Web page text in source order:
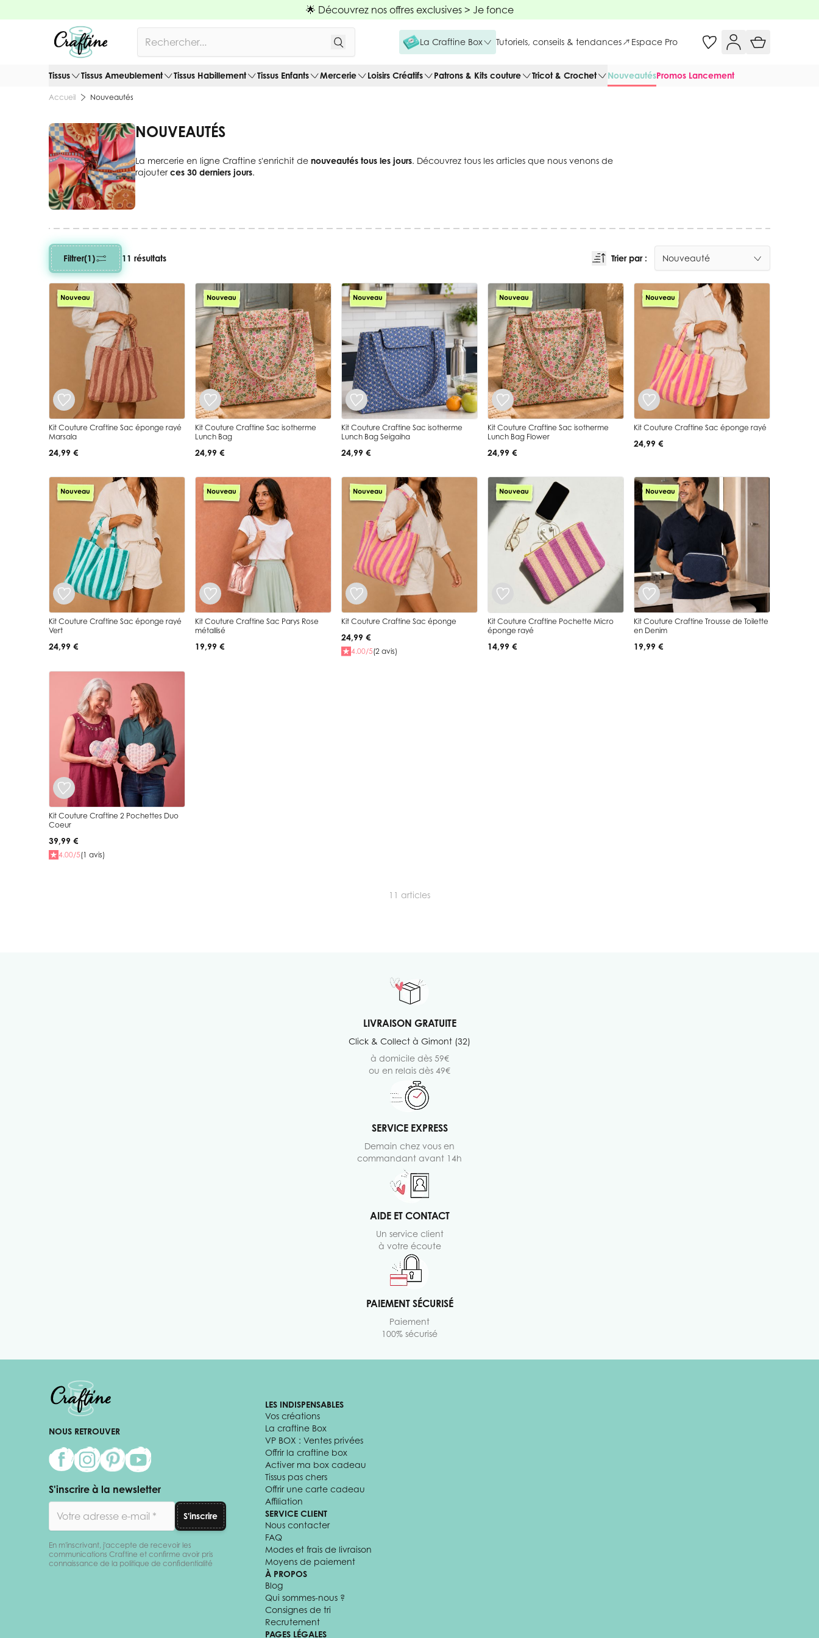
🌟 Découvrez nos offres exclusives > Je fonce
La Craftine Box Tutoriels, conseils & tendances Espace Pro
Tissus Tissus Ameublement Tissus Habillement Tissus Enfants Mercerie Loisirs Créatifs Patrons & Kits couture Tricot & Crochet NouveautésPromos Lancement
Accueil Nouveautés
NOUVEAUTÉS
La mercerie en ligne Craftine s'enrichit de nouveautés tous les jours. Découvrez tous les articles que nous venons de
rajouterces 30 derniers jours.
Filtrer(1) 11 résultats Trier par :
Nouveau
Kit Couture Craftine Sac éponge rayé
Marsala
24,99 €
Nouveau
Kit Couture Craftine Sac isotherme
Lunch Bag
24,99 €
Nouveau
Kit Couture Craftine Sac isotherme
Lunch Bag Seigaiha
24,99 €
Nouveau
Kit Couture Craftine Sac isotherme
Lunch Bag Flower
24,99 €
Nouveau
Kit Couture Craftine Sac éponge rayé
24,99 €
Nouveau
Kit Couture Craftine Sac éponge rayé
Vert
24,99 €
Nouveau
Kit Couture Craftine Sac Parys Rose
métallisé
19,99 €
Nouveau
Kit Couture Craftine Sac éponge
24,99 €
4.00/5(2 avis)
Nouveau
Kit Couture Craftine Pochette Micro
éponge rayé
14,99 €
Nouveau
Kit Couture Craftine Trousse de Toilette
en Denim
19,99 €
Kit Couture Craftine 2 Pochettes Duo
Coeur
39,99 €
4.00/5(1 avis)
11 articles
LIVRAISON GRATUITE
Click & Collect à Gimont (32)
à domicile dès 59€
ou en relais dès 49€
SERVICE EXPRESS
Demain chez vous en
commandant avant 14h
AIDE ET CONTACT
Un service client
à votre écoute
PAIEMENT SÉCURISÉ
Paiement
100% sécurisé
NOUS RETROUVER
S'inscrire à la newsletter
S'inscrire
En m'inscrivant, j'accepte de recevoir les
communications Craftine et confirme avoir pris
connaissance de la politique de confidentialité
LES INDISPENSABLES
Vos créations
La craftine Box
VP BOX : Ventes privées
Offrir la craftine box
Activer ma box cadeau
Tissus pas chers
Offrir une carte cadeau
Affiliation
SERVICE CLIENT
Nous contacter
FAQ
Modes et frais de livraison
Moyens de paiement
À PROPOS
Blog
Qui sommes-nous ?
Consignes de tri
Recrutement
PAGES LÉGALES